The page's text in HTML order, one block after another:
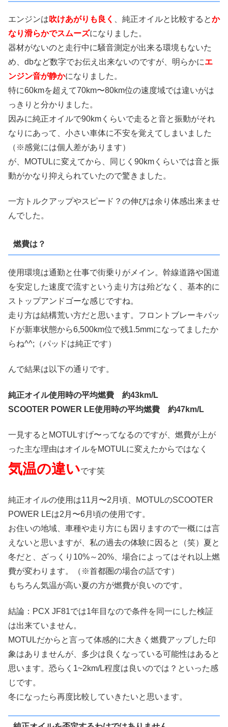
エンジンは吹けあがりも良く 、純正オイルと比較するとか
なり滑らかでスムーズになりました。
器材がないのと走行中に騒音測定が出来る環境もないた
め、dbなど数字でお伝え出来ないのですが、明らかにエ
ンジン音が静かになりました。
特に60kmを超えて70km〜80km位の速度域では違いがは
っきりと分かりました。
因みに純正オイルで90kmくらいで走ると音と振動がそれ
なりにあって、小さい車体に不安を覚えてしまいました
（※感覚には個人差があります）
が、MOTULに変えてから、同じく90kmくらいでは音と振
動がかなり抑えられていたので驚きました。
一方トルクアップやスピード？の伸びは余り体感出来ませ
んでした。
燃費は？
使用環境は通勤と仕事で街乗りがメイン。幹線道路や国道
を安定した速度で流すという走り方は殆どなく、基本的に
ストップアンドゴーな感じですね。
走り方は結構荒い方だと思います。フロントブレーキパッ
ドが新車状態から6,500km位で残1.5mmになってましたか
らね^^;（パッドは純正です）
んで結果は以下の通りです。
純正オイル使用時の平均燃費 約43km/L
SCOOTER POWER LE使用時の平均燃費 約47km/L
一見するとMOTULすげ〜ってなるのですが、燃費が上が
った主な理由はオイルをMOTULに変えたからではなく
気温の違いです笑
純正オイルの使用は11月〜2月頃、MOTULのSCOOTER
POWER LEは2月〜6月頃の使用です。
お住いの地域、車種や走り方にも因りますので一概には言
えないと思いますが、私の過去の体験に因ると（笑）夏と
冬だと、ざっくり10%～20%、場合によってはそれ以上燃
費が変わります。（※首都圏の場合の話です）
もちろん気温が高い夏の方が燃費が良いのです。
結論：PCX JF81では1年目なので条件を同一にした検証
は出来ていません。
MOTULだからと言って体感的に大きく燃費アップした印
象はありませんが、多少は良くなっている可能性はあると
思います。恐らく1~2km/L程度は良いのでは？といった感
じです。
冬になったら再度比較していきたいと思います。